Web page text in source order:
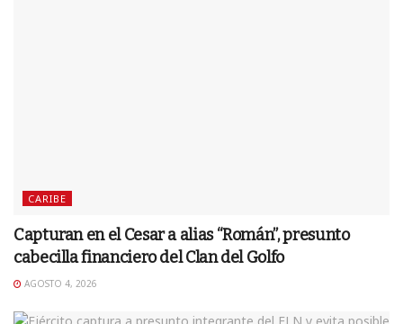
CARIBE
Capturan en el Cesar a alias “Román”, presunto
cabecilla financiero del Clan del Golfo
AGOSTO 4, 2026